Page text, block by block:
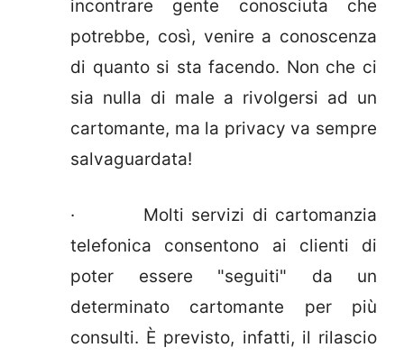
incontrare gente conosciuta che
potrebbe, così, venire a conoscenza
di quanto si sta facendo. Non che ci
sia nulla di male a rivolgersi ad un
cartomante, ma la privacy va sempre
salvaguardata!
· Molti servizi di cartomanzia
telefonica consentono ai clienti di
poter essere "seguiti" da un
determinato cartomante per più
consulti. È previsto, infatti, il rilascio